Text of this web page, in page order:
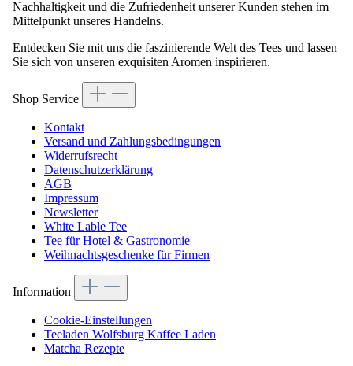
Nachhaltigkeit und die Zufriedenheit unserer Kunden stehen im
Mittelpunkt unseres Handelns.
Entdecken Sie mit uns die faszinierende Welt des Tees und lassen
Sie sich von unseren exquisiten Aromen inspirieren.
Shop Service
Kontakt
Versand und Zahlungsbedingungen
Widerrufsrecht
Datenschutzerklärung
AGB
Impressum
Newsletter
White Lable Tee
Tee für Hotel & Gastronomie
Weihnachtsgeschenke für Firmen
Information
Cookie-Einstellungen
Teeladen Wolfsburg Kaffee Laden
Matcha Rezepte